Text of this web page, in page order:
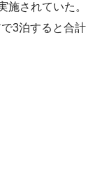
施されていた。
3泊すると合計